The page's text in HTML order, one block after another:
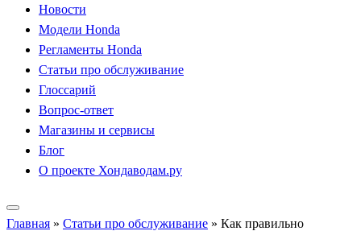
Новости
Модели Honda
Регламенты Honda
Статьи про обслуживание
Глоссарий
Вопрос-ответ
Магазины и сервисы
Блог
О проекте Хондаводам.ру
Главная » Статьи про обслуживание » Как правильно